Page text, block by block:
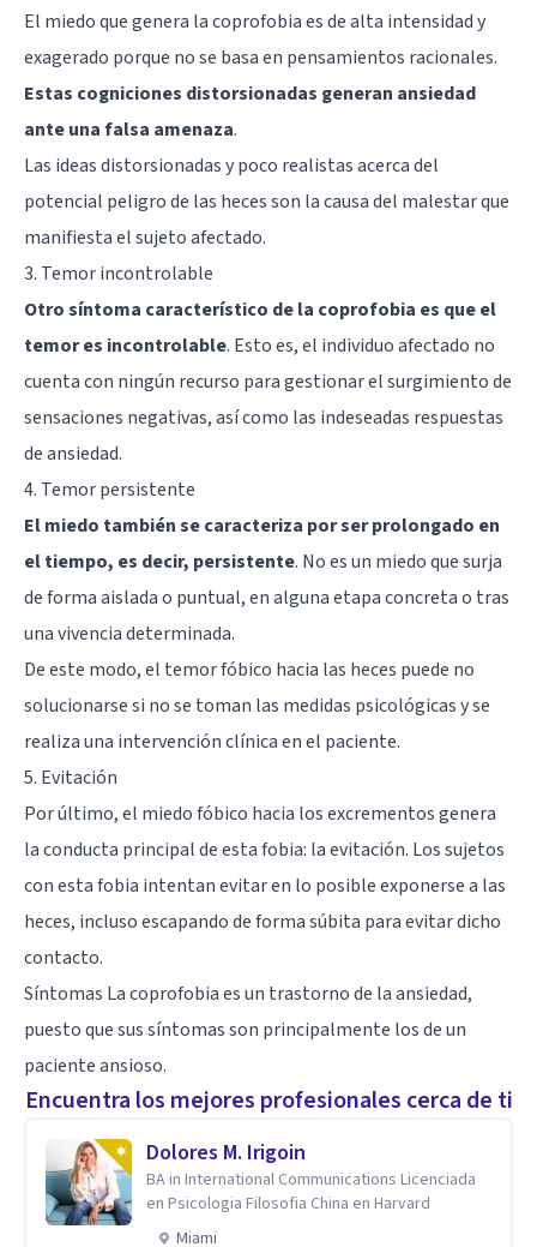
El miedo que genera la coprofobia es de alta intensidad y
exagerado porque no se basa en pensamientos racionales.
Estas cogniciones distorsionadas generan ansiedad
ante una falsa amenaza.
Las ideas distorsionadas y poco realistas acerca del
potencial peligro de las heces son la causa del malestar que
manifiesta el sujeto afectado.
3. Temor incontrolable
Otro síntoma característico de la coprofobia es que el
temor es incontrolable. Esto es, el individuo afectado no
cuenta con ningún recurso para gestionar el surgimiento de
sensaciones negativas, así como las indeseadas respuestas
de ansiedad.
4. Temor persistente
El miedo también se caracteriza por ser prolongado en
el tiempo, es decir, persistente. No es un miedo que surja
de forma aislada o puntual, en alguna etapa concreta o tras
una vivencia determinada.
De este modo, el temor fóbico hacia las heces puede no
solucionarse si no se toman las medidas psicológicas y se
realiza una intervención clínica en el paciente.
5. Evitación
Por último, el miedo fóbico hacia los excrementos genera
la conducta principal de esta fobia: la evitación. Los sujetos
con esta fobia intentan evitar en lo posible exponerse a las
heces, incluso escapando de forma súbita para evitar dicho
contacto.
Síntomas La coprofobia es un trastorno de la ansiedad,
puesto que sus síntomas son principalmente los de un
paciente ansioso.
Encuentra los mejores profesionales cerca de ti
Dolores M. Irigoin
BA in International Communications Licenciada
en Psicologia Filosofia China en Harvard
Miami